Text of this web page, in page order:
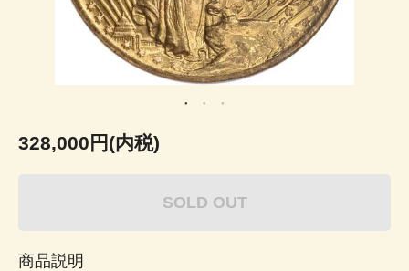
328,000円(内税)
SOLD OUT
商品説明